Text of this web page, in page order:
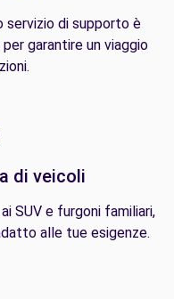
servizio di supporto è
garantire un viaggio
di veicoli
SUV e furgoni familiari,
alle tue esigenze.